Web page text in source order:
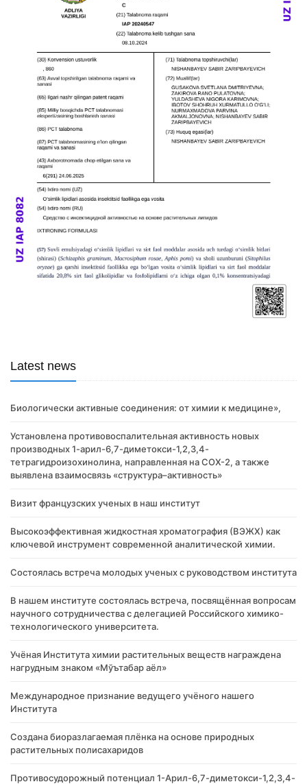
Latest news
Биологически активные соединения: от химии к медицине»,
Установлена противовоспалительная активность новых
производных 1-арил-6,7-диметокси-1,2,3,4-
тетрагидроизохинолина, направленная на COX-2, а также
выявлена взаимосвязь «структура–активность»
Визит французских ученых в наш институт
Высокоэффективная жидкостная хроматография (ВЭЖХ) как
ключевой инструмент современной аналитической химии.
Состоялась встреча молодых ученых с руководством института
В нашем институте состоялась встреча, посвящённая вопросам
научного сотрудничества с делегацией Российского химико-
технологического университета.
Учёная Института химии растительных веществ награждена
нагрудным знаком «Мўътабар аёл»
Международное признание ведущего учёного нашего
Института
Создана биоразлагаемая плёнка на основе природных
растительных полисахаридов
Противосудорожный потенциал 1-Арил-6,7-диметокси-1,2,3,4-